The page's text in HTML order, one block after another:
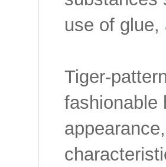
use of glue,
Tiger-
fashionable